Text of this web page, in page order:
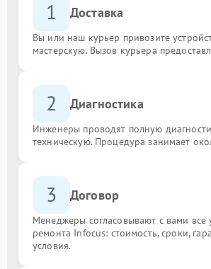
1 Доставка
Вы или наш курьер привозите
мастерскую. Вызов курьера
2 Диагностика
Инженеры проводят полную
техническую. Процедура занимает
3 Договор
Менеджеры согласовывают с вами все
ремонта Infocus: стоимость, сроки,
условия.